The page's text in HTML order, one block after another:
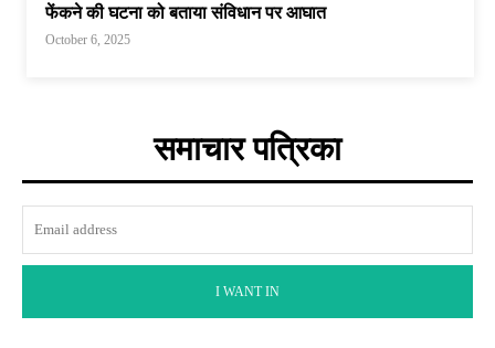
फेंकने की घटना को बताया संविधान पर आघात
October 6, 2025
समाचार पत्रिका
I WANT IN